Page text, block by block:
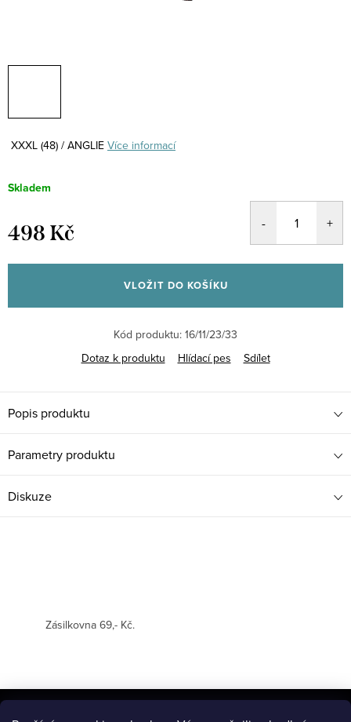
XXXL (48) / ANGLIE Více informací
Skladem
498 Kč
cena:
VLOŽIT DO KOŠÍKU
Kód produktu: 16/11/23/33
Dotaz k produktu
Hlídací pes Sdílet
Popis produktu
Parametry produktu
Diskuze
Zásilkovna 69,- Kč.
Z